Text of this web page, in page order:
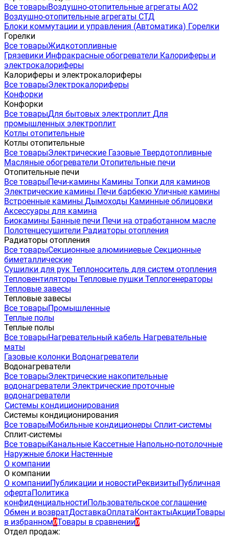
Все товарыВоздушно-отопительные агрегаты АО2
Воздушно-отопительные агрегаты СТД
Блоки коммутации и управления (Автоматика) Горелки
Горелки
Все товарыЖидкотопливные
Грязевики Инфракрасные обогреватели Калориферы и
электрокалориферы
Калориферы и электрокалориферы
Все товарыЭлектрокалориферы
Конфорки
Конфорки
Все товарыДля бытовых электроплит Для
промышленных электроплит
Котлы отопительные
Котлы отопительные
Все товарыЭлектрические Газовые Твердотопливные
Масляные обогреватели Отопительные печи
Отопительные печи
Все товарыПечи-камины Камины Топки для каминов
Электрические камины Печи барбекю Уличные камины
Встроенные камины Дымоходы Каминные облицовки
Аксессуары для камина
Биокамины Банные печи Печи на отработанном масле
Полотенцесушители Радиаторы отопления
Радиаторы отопления
Все товарыСекционные алюминиевые Секционные
биметаллические
Сушилки для рук Теплоноситель для систем отопления
Тепловентиляторы Тепловые пушки Теплогенераторы
Тепловые завесы
Тепловые завесы
Все товарыПромышленные
Теплые полы
Теплые полы
Все товарыНагревательный кабель Нагревательные
маты
Газовые колонки Водонагреватели
Водонагреватели
Все товарыЭлектрические накопительные
водонагреватели Электрические проточные
водонагреватели
Системы кондиционирования
Системы кондиционирования
Все товарыМобильные кондиционеры Сплит-системы
Сплит-системы
Все товарыКанальные Кассетные Напольно-потолочные
Наружные блоки Настенные
О компании
О компании
О компанииПубликации и новостиРеквизитыПубличная
офертаПолитика
конфиденциальностиПользовательское соглашение
Обмен и возвратДоставкаОплатаКонтактыАкцииТовары
в избранном0Товары в сравнении0
Отдел продаж: